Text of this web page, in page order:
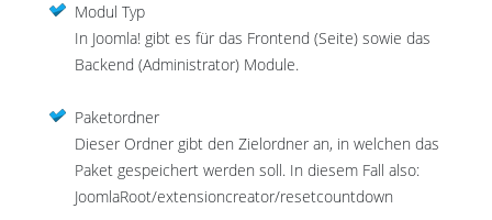
Modul Typ
In Joomla! gibt es für das Frontend (Seite) sowie das
Backend (Administrator) Module.
Paketordner
Dieser Ordner gibt den Zielordner an, in welchen das
Paket gespeichert werden soll. In diesem Fall also:
JoomlaRoot/extensioncreator/resetcountdown